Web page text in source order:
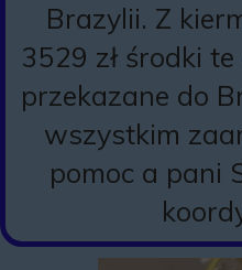
Brazylii. Z
3529 zł środki
przekazane do
wszystkim
pomoc a pani